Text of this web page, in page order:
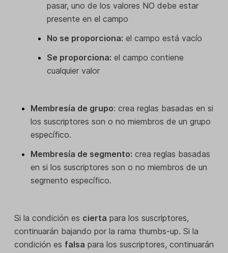
pasar, uno de los valores NO debe estar
presente en el campo
No se proporciona: el campo está vacío
Se proporciona: el campo contiene
cualquier valor
Membresía de grupo: crea reglas basadas en si
los suscriptores son o no miembros de un grupo
específico.
Membresía de segmento: crea reglas basadas
en si los suscriptores son o no miembros de un
segmento específico.
Si la condición es cierta para los suscriptores,
continuarán bajando por la rama thumbs-up. Si la
condición es falsa para los suscriptores, continuarán